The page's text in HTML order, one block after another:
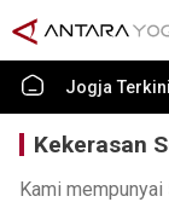
Jogja Terkini
Kekerasan
Kami